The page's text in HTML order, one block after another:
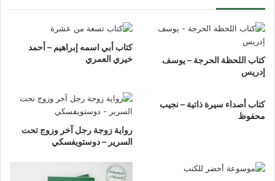
كتاب اللحظة الحرجة – يوسف
إدريس
كتاب أبي اسمه إبراهيم – أحمد
خيري العمري
كتاب أصداء سيرة ذاتية – نجيب
محفوظ
رواية زوجة رجل آخر وزوج تحت
السرير – دوستويفسكي